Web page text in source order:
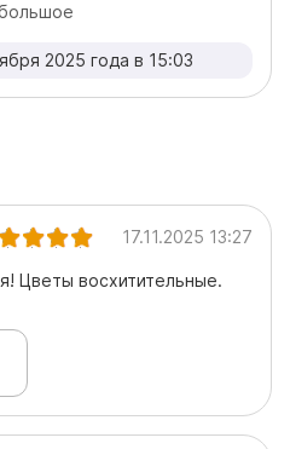
2025 года в 15:03
17.11.2025 13:27
Цветы восхитительные.